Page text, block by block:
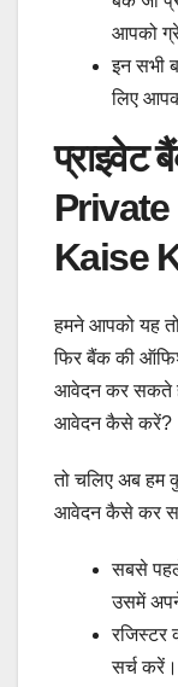
आपको
इन सभी
लिए
प्राइवेट
Kaise
हमने आपको यह
फिर बैंक की
आवेदन कर सकते
आवेदन कैसे करें?
तो चलिए अब हम
आवेदन कैसे कर
सबसे
उसमें
रजिस्टर
सर्च करें।